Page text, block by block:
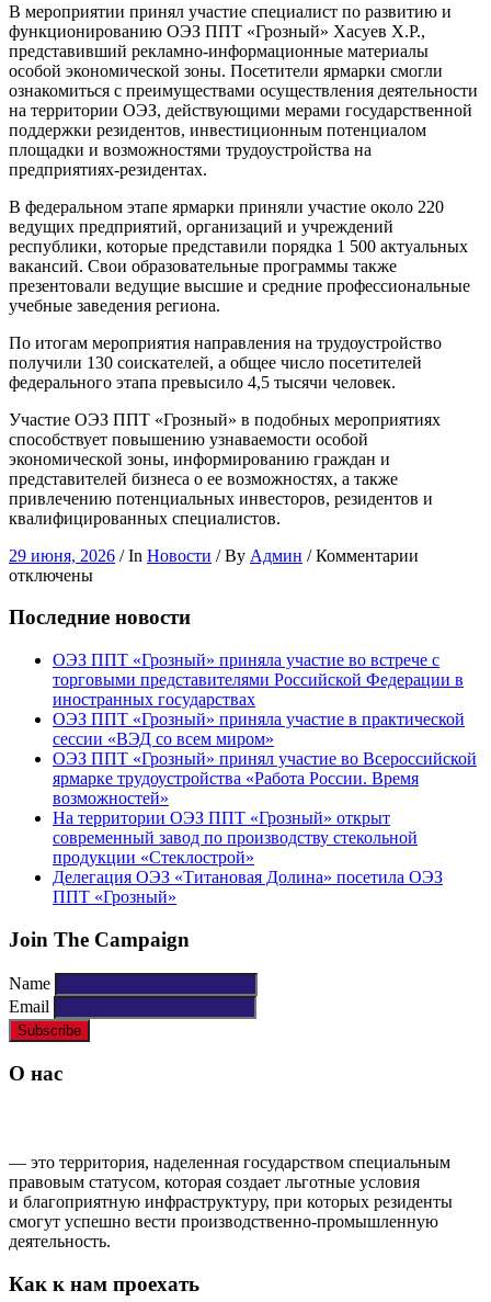
В мероприятии принял участие специалист по развитию и
функционированию ОЭЗ ППТ «Грозный» Хасуев Х.Р.,
представивший рекламно-информационные материалы
особой экономической зоны. Посетители ярмарки смогли
ознакомиться с преимуществами осуществления деятельности
на территории ОЭЗ, действующими мерами государственной
поддержки резидентов, инвестиционным потенциалом
площадки и возможностями трудоустройства на
предприятиях-резидентах.
В федеральном этапе ярмарки приняли участие около 220
ведущих предприятий, организаций и учреждений
республики, которые представили порядка 1 500 актуальных
вакансий. Свои образовательные программы также
презентовали ведущие высшие и средние профессиональные
учебные заведения региона.
По итогам мероприятия направления на трудоустройство
получили 130 соискателей, а общее число посетителей
федерального этапа превысило 4,5 тысячи человек.
Участие ОЭЗ ППТ «Грозный» в подобных мероприятиях
способствует повышению узнаваемости особой
экономической зоны, информированию граждан и
представителей бизнеса о ее возможностях, а также
привлечению потенциальных инвесторов, резидентов и
квалифицированных специалистов.
29 июня, 2026 / In Новости / By Админ /Комментарии
принял
участие
во
ярмарке
«Работа
России.
отключены
Последние новости
ОЭЗ ППТ «Грозный» приняла участие во встрече с
торговыми представителями Российской Федерации в
иностранных государствах
ОЭЗ ППТ «Грозный» приняла участие в практической
сессии «ВЭД со всем миром»
ОЭЗ ППТ «Грозный» принял участие во Всероссийской
ярмарке трудоустройства «Работа России. Время
возможностей»
На территории ОЭЗ ППТ «Грозный» открыт
современный завод по производству стекольной
продукции «Стеклострой»
Делегация ОЭЗ «Титановая Долина» посетила ОЭЗ
ППТ «Грозный»
Join The Campaign
Name
Email
О нас
— это территория, наделенная государством специальным
правовым статусом, которая создает льготные условия
и благоприятную инфраструктуру, при которых резиденты
смогут успешно вести производственно-промышленную
деятельность.
Как к нам проехать